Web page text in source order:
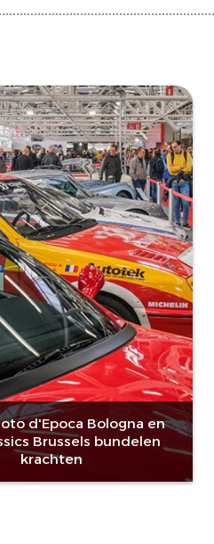
d'Epoca Bologna en
Brussels bundelen
krachten